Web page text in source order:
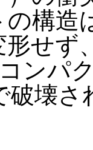
構造
せず
コンパ
破壊さ